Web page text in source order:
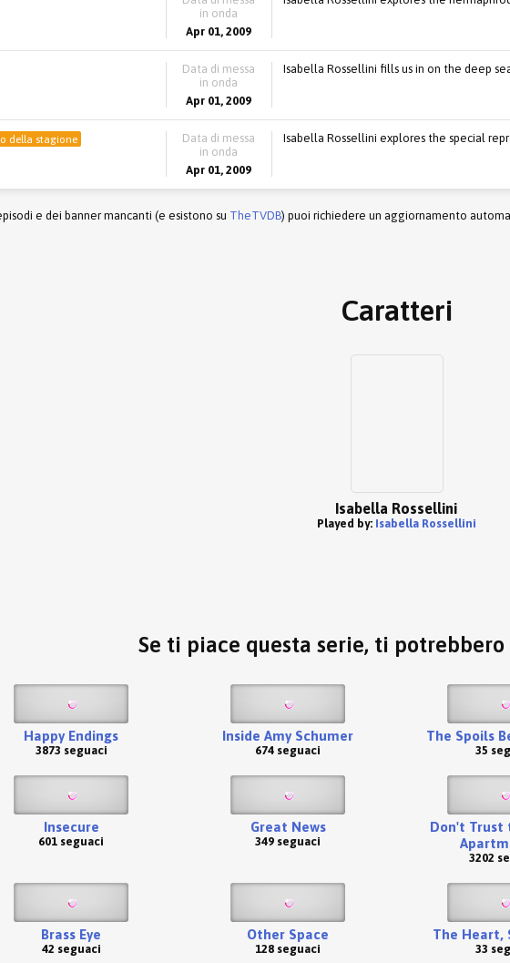
in onda
Apr 01, 2009
Data di messa
in onda
Apr 01, 2009
Isabella Rossellini fills us in on the deep
della stagione
Data di messa
in onda
Apr 01, 2009
Isabella Rossellini explores the special
e dei banner mancanti (e esistono su TheTVDB) puoi richiedere un aggiornamento
Caratteri
Isabella Rossellini
Played by: Isabella Rossellini
Se ti piace questa serie, ti
Happy Endings
3873 seguaci
Inside Amy Schumer
674 seguaci
The Spoils
35
Insecure
601 seguaci
Great News
349 seguaci
Don't Trust
3202
Brass Eye
42 seguaci
Other Space
128 seguaci
The Heart,
33